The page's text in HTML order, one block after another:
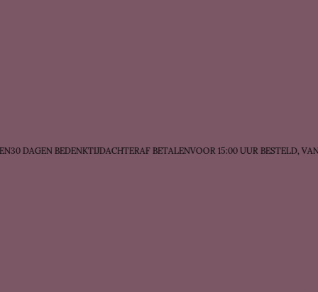
DAGEN BEDENKTIJDACHTERAF BETALENVOOR 15:00 UUR BESTELD,